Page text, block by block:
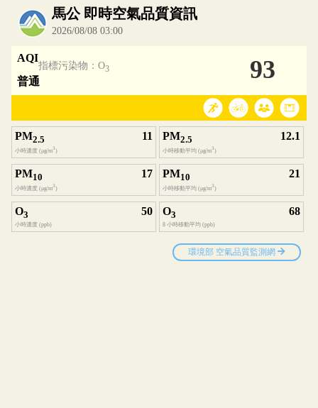
內嵌空氣品質小工具為視覺預覽，完整即時空